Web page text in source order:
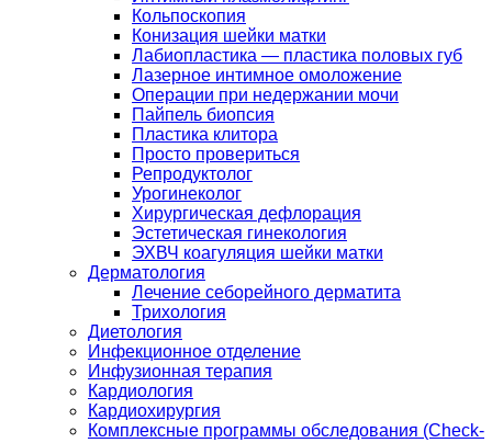
Кольпоскопия
Конизация шейки матки
Лабиопластика — пластика половых губ
Лазерное интимное омоложение
Операции при недержании мочи
Пайпель биопсия
Пластика клитора
Просто провериться
Репродуктолог
Урогинеколог
Хирургическая дефлорация
Эстетическая гинекология
ЭХВЧ коагуляция шейки матки
Дерматология
Лечение себорейного дерматита
Трихология
Диетология
Инфекционное отделение
Инфузионная терапия
Кардиология
Кардиохирургия
Комплексные программы обследования (Check-